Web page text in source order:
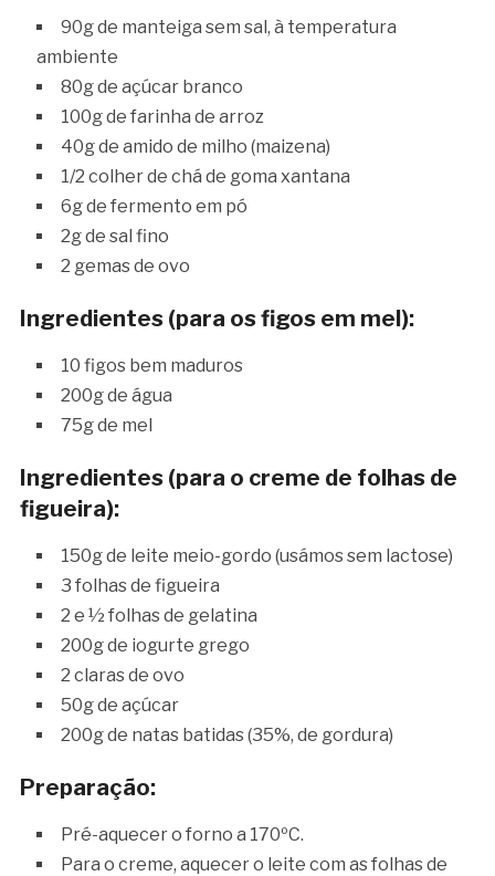
90g de manteiga sem sal, à temperatura
ambiente
80g de açúcar branco
100g de farinha de arroz
40g de amido de milho (maizena)
1/2 colher de chá de goma xantana
6g de fermento em pó
2g de sal fino
2 gemas de ovo
Ingredientes (para os figos em mel):
10 figos bem maduros
200g de água
75g de mel
Ingredientes (para o creme de folhas de
figueira):
150g de leite meio-gordo (usámos sem lactose)
3 folhas de figueira
2 e ½ folhas de gelatina
200g de iogurte grego
2 claras de ovo
50g de açúcar
200g de natas batidas (35%, de gordura)
Preparação:
Pré-aquecer o forno a 170ºC.
Para o creme, aquecer o leite com as folhas de